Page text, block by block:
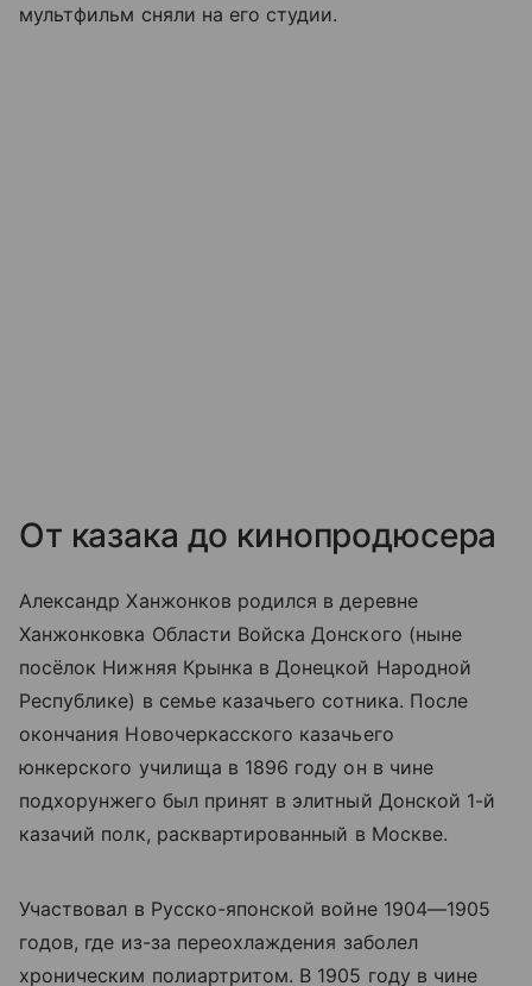
мультфильм сняли на его студии.
От казака до кинопродюсера
Александр Ханжонков родился в деревне
Ханжонковка Области Войска Донского (ныне
посёлок Нижняя Крынка в Донецкой Народной
Республике) в семье казачьего сотника. После
окончания Новочеркасского казачьего
юнкерского училища в 1896 году он в чине
подхорунжего был принят в элитный Донской 1-й
казачий полк, расквартированный в Москве.
Участвовал в Русско-японской войне 1904—1905
годов, где из-за переохлаждения заболел
хроническим полиартритом. В 1905 году в чине